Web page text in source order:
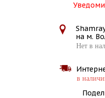
на м.
Нет в
в